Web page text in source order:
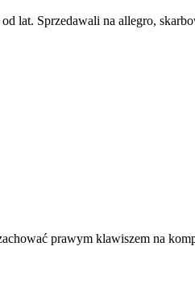
lat. Sprzedawali na allegro,
prawym klawiszem na